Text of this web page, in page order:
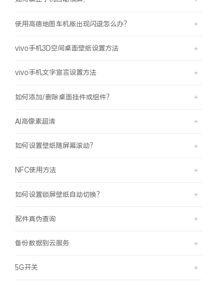
使用高德地图车机版出现闪退怎么办？
vivo手机3D空间桌面壁纸设置方法
vivo手机文字宣言设置方法
如何添加/删除桌面挂件或组件？
AI高像素超清
如何设置壁纸随屏幕滚动？
NFC使用方法
如何设置锁屏壁纸自动切换？
配件真伪查询
备份数据到云服务
5G开关